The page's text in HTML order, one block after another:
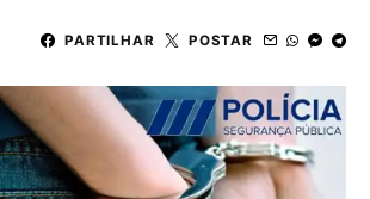
PARTILHAR POSTAR